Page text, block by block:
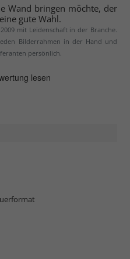
Wand bringen möchte, der
gute Wahl.
mit Leidenschaft in der Branche.
Bilderrahmen in der Hand und
persönlich.
lesen